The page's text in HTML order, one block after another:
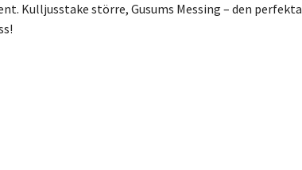
Kulljusstake större, Gusums Messing – den perfekta